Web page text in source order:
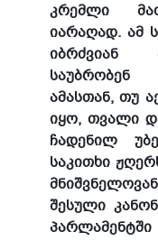
კრემლი
იარაღად. ამ
იბრძვიან
საუბრობენ
ამასთან, თუ
იყო, თვალი
ჩადენილ
საკითხი
შესული